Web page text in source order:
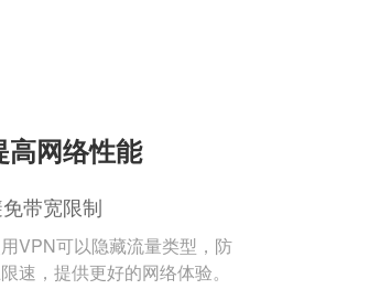
高网络性能
带宽限制
VPN可以隐藏流量类型，防
速，提供更好的网络体验。